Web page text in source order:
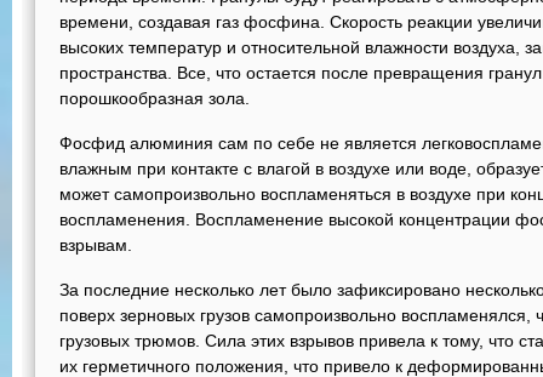
времени, создавая газ фосфина. Скорость реакции
высоких температур и относительной влажности воздуха,
пространства. Все, что остается после превращения
порошкообразная зола.
Фосфид алюминия сам по себе не является
влажным при контакте с влагой в воздухе или воде,
может самопроизвольно воспламеняться в воздухе при
воспламенения. Воспламенение высокой концентрации
взрывам.
За последние несколько лет было зафиксировано
поверх зерновых грузов самопроизвольно воспламенялся,
грузовых трюмов. Сила этих взрывов привела к тому, что
их герметичного положения, что привело к